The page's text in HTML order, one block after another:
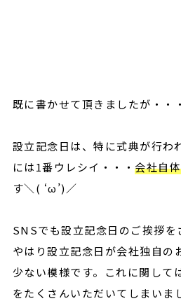
既に書かせて頂きましたが・・・
設立記念日は、特に式典が行わ
には1番ウレシイ・・・会社自
す＼( ‘ω’)／
SNSでも設立記念日のご挨拶を
やはり設立記念日が会社独自の
少ない模様です。これに関して
をたくさんいただいてしまいま